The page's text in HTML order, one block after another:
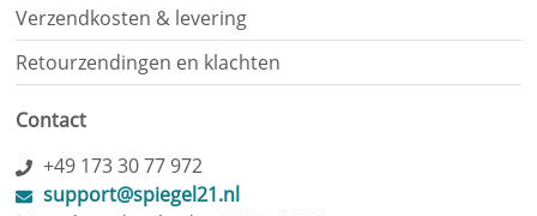
Verzendkosten & levering
Retourzendingen en klachten
Contact
+49 173 30 77 972
support@spiegel21.nl